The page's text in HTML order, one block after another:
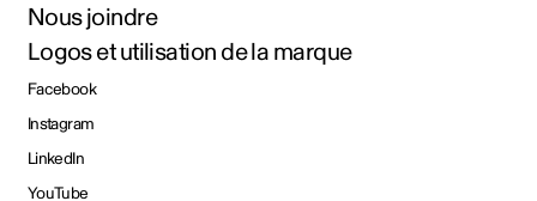
Nous joindre
Logos et utilisation de la marque
Facebook
Instagram
LinkedIn
YouTube